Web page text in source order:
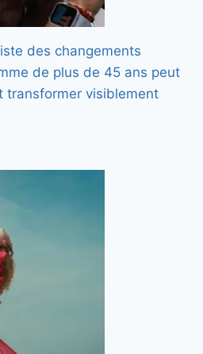
des changements
de plus de 45 ans peut
transformer visiblement